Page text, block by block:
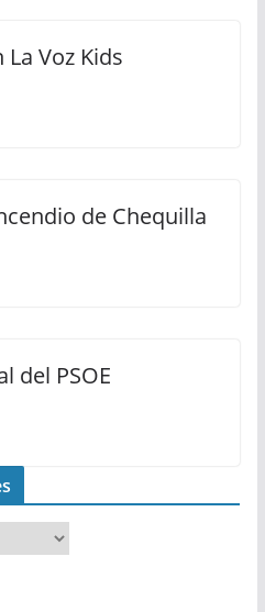
Voz Kids
de Chequilla
del PSOE